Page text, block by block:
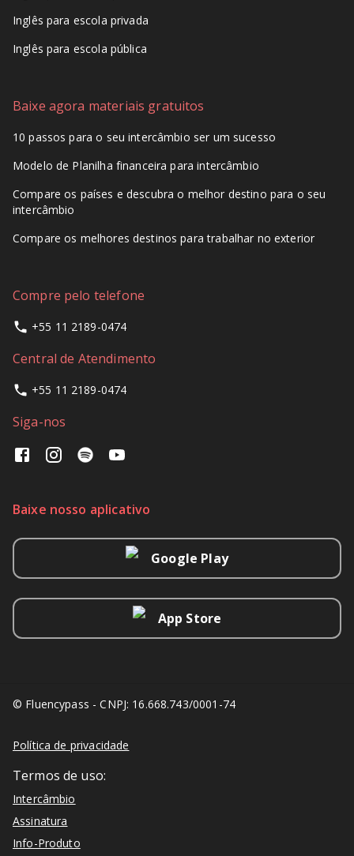
Inglês para escola privada
Inglês para escola pública
Baixe agora materiais gratuitos
10 passos para o seu intercâmbio ser um sucesso
Modelo de Planilha financeira para intercâmbio
Compare os países e descubra o melhor destino para o seu
intercâmbio
Compare os melhores destinos para trabalhar no exterior
Compre pelo telefone
+55 11 2189-0474
Central de Atendimento
+55 11 2189-0474
Siga-nos
Baixe nosso aplicativo
Google Play
App Store
© Fluencypass - CNPJ: 16.668.743/0001-74
Política de privacidade
Termos de uso:
Intercâmbio
Assinatura
Info-Produto